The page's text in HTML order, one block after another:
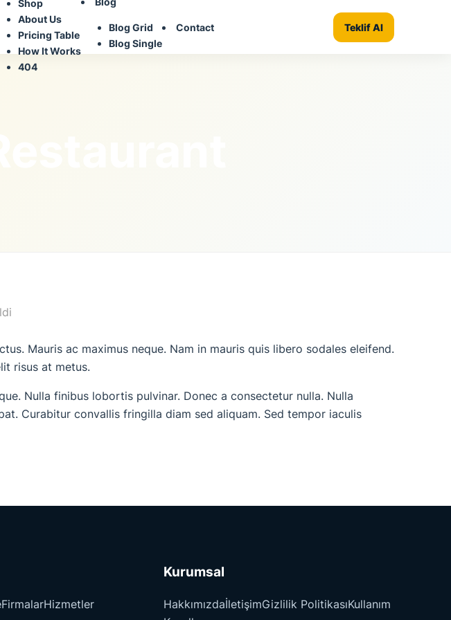
Shop
About Us
Pricing Table
How It Works
404
Blog Grid
Blog Single
Contact Teklif Al
Mauris ac maximus neque. Nam in mauris quis libero sodales eleifend.
risus at metus.
Nulla finibus lobortis pulvinar. Donec a consectetur nulla. Nulla
Curabitur convallis fringilla diam sed aliquam. Sed tempor iaculis
FirmalarHizmetler
Kurumsal
HakkımızdaİletişimGizlilik PolitikasıKullanım